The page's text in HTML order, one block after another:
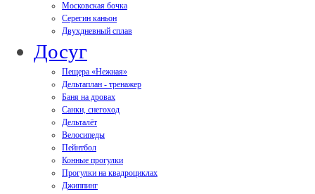
Московская бочка
Серегин каньон
Двухдневный сплав
Досуг
Пещера «Нежная»
Дельтаплан - тренажер
Баня на дровах
Cанки, снегоход
Дельталёт
Велосипеды
Пейнтбол
Конные прогулки
Прогулки на квадроциклах
Джиппинг